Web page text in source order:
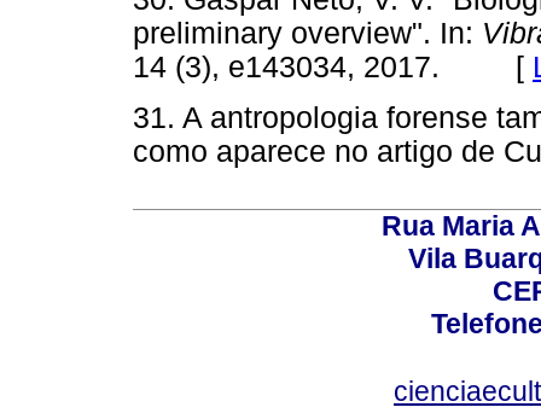
preliminary overview". In:
14 (3), e143034, 2017. [
31. A antropologia forense
como aparece no artigo de
Rua Maria
Vila